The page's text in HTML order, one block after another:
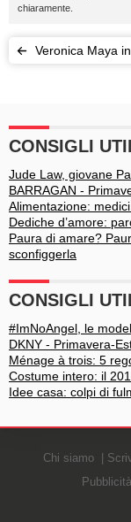
chiaramente.
Veronica Maya
CONSIGLI
Jude Law, giovane
BARRAGAN -
Alimentazione:
Dediche d’amore:
Paura di amare?
sconfiggerla
CONSIGLI
#ImNoAngel, le
DKNY - Primavera-
Ménage à trois: 5
Costume intero: il
Idee casa: colpi di
Chi siamo
Pubblicità